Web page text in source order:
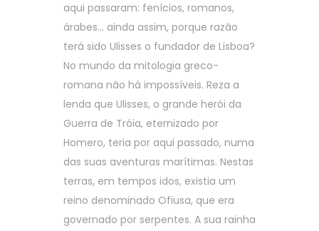
aqui passaram: fenícios, romanos,
árabes… ainda assim, porque razão
terá sido Ulisses o fundador de Lisboa?
No mundo da mitologia greco-
romana não há impossíveis. Reza a
lenda que Ulisses, o grande herói da
Guerra de Tróia, eternizado por
Homero, teria por aqui passado, numa
das suas aventuras marítimas. Nestas
terras, em tempos idos, existia um
reino denominado Ofiusa, que era
governado por serpentes. A sua rainha